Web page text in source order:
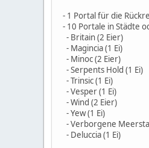
- 1 Portal für die
- 10 Portale in Städte
- Britain (2 Eier)
- Magincia (1 Ei)
- Minoc (2 Eier)
- Serpents Hold (1 Ei)
- Trinsic (1 Ei)
- Vesper (1 Ei)
- Wind (2 Eier)
- Yew (1 Ei)
- Verborgene
- Deluccia (1 Ei)